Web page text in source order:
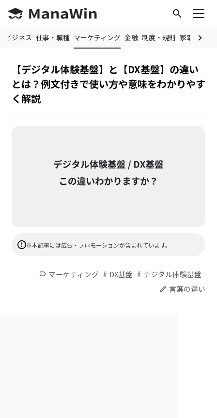
search
ビジネス 仕事・職種 マーケティング 金融 制度・規則 家電・ガジ
【デジタル体験基盤】と【DX基盤】の違い
とは？例文付きで使い方や意味をわかりやす
く解説
※本記事には広告・プロモーションが含まれています。
label マーケティング # DX基盤 # デジタル体験基盤
edit 言葉の違い